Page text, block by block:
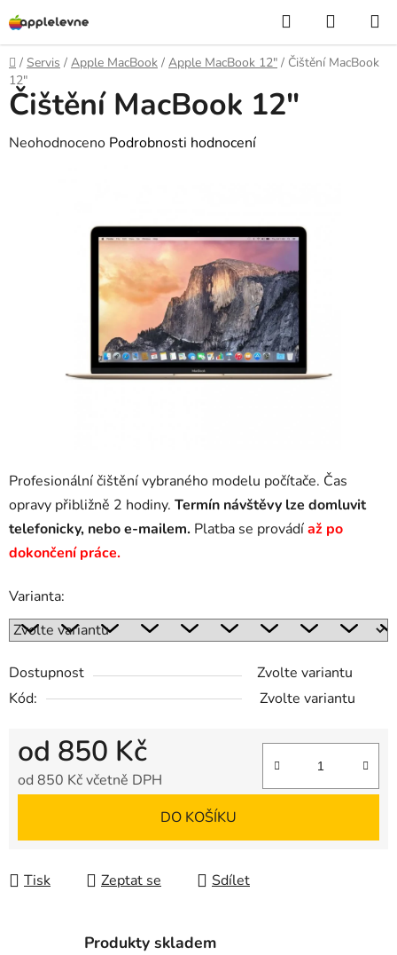
na
obsah
Hledat
KOŠÍK
Domů
/ Servis / Apple MacBook / Apple MacBook 12" / Čištění MacBook
12"
Profesionální čištění vybraného modelu počítače. Čas
opravy přibližně 2 hodiny. Termín návštěvy lze domluvit
telefonicky, nebo e-mailem. Platba se provádíaž po
dokončení práce.
Varianta:
Dostupnost
Zvolte variantu
Kód:
Zvolte variantu
od 850 Kč
od 850 Kčvčetně DPH
DO KOŠÍKU
Tisk Zeptat se Sdílet
Čištění MacBook 12"
Průměrné
Neohodnoceno Podrobnosti hodnocení
Produkty skladem